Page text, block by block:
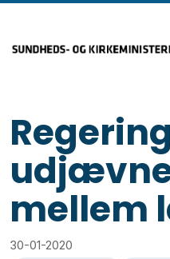
mellem
30-01-2020